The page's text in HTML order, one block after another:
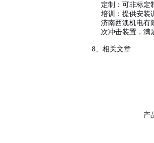
定制：可非标定
培训：提供安装
济南西澳机电有
次冲击装置，满
8、相关文章
产